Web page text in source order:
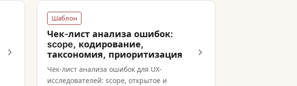
Шаблон
Чек-лист анализа ошибок:
scope, кодирование,
таксономия, приоритизация
Чек-лист анализа ошибок для UX-
исследователей: scope, открытое и